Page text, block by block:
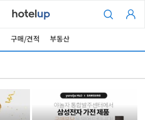
구매/견적 부동산